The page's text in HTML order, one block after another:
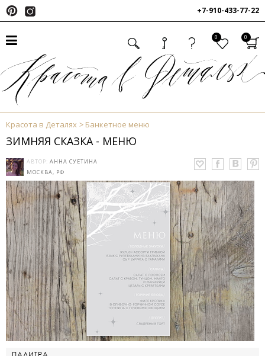
+7-910-433-77-22
0 0
Красота в Деталях Банкетное меню
ЗИМНЯЯ СКАЗКА - МЕНЮ
АВТОР: АННА СУЕТИНА
МОСКВА, РФ